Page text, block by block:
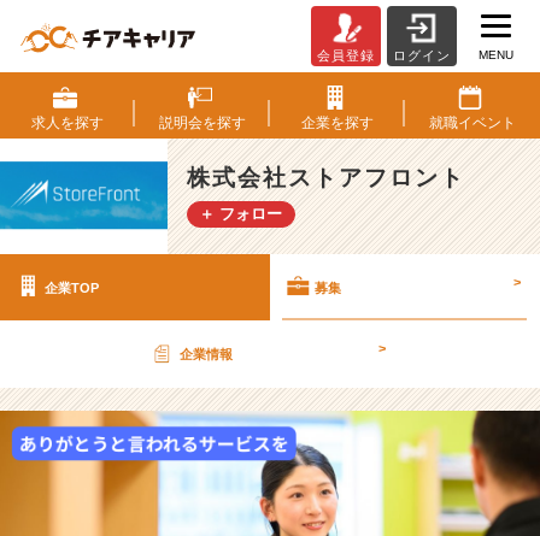
式
会
社
ス
ト
ア
ト
の
用/
求
人
【自
会員登録 ログイン MENU
求人を探す 説明会を探す 企業を探す 就職イベント
株式会社ストアフロント
＋ フォロー
企業TOP 募集 >
企業情報 >